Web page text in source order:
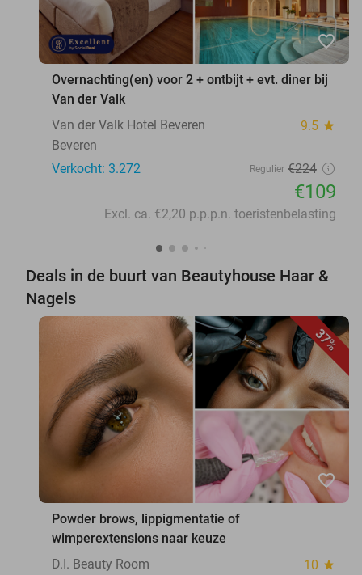
favorite_border
Overnachting(en) voor 2 + ontbijt + evt. diner bij
Van der Valk
Van der Valk Hotel Beveren
9.5 star
Beveren
Verkocht: 3.272
Regulier €224
€109
Excl. ca. €2,20 p.p.p.n. toeristenbelasting
Deals in de buurt van Beautyhouse Haar &
Nagels
37%
favorite_border
Powder brows, lippigmentatie of
wimperextensions naar keuze
D.I. Beauty Room
10 star